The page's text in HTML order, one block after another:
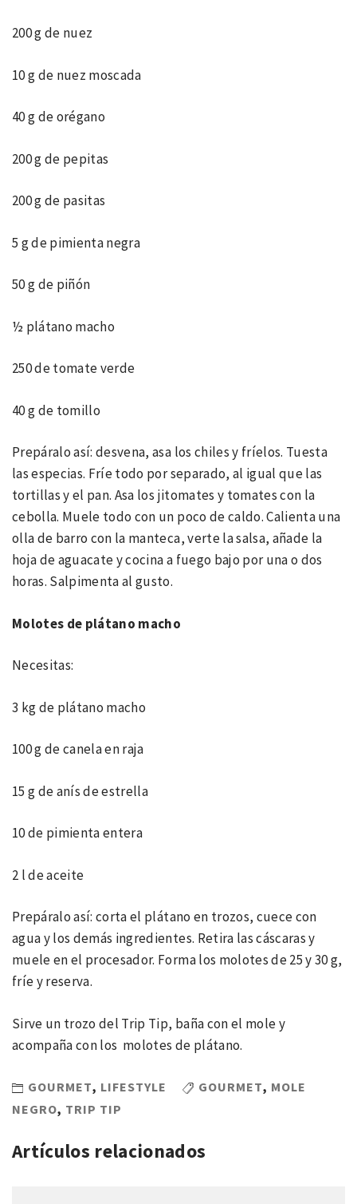
200 g de nuez
10 g de nuez moscada
40 g de orégano
200 g de pepitas
200 g de pasitas
5 g de pimienta negra
50 g de piñón
½ plátano macho
250 de tomate verde
40 g de tomillo
Prepáralo así: desvena, asa los chiles y fríelos. Tuesta
las especias. Fríe todo por separado, al igual que las
tortillas y el pan. Asa los jitomates y tomates con la
cebolla. Muele todo con un poco de caldo. Calienta una
olla de barro con la manteca, verte la salsa, añade la
hoja de aguacate y cocina a fuego bajo por una o dos
horas. Salpimenta al gusto.
Molotes de plátano macho
Necesitas:
3 kg de plátano macho
100 g de canela en raja
15 g de anís de estrella
10 de pimienta entera
2 l de aceite
Prepáralo así: corta el plátano en trozos, cuece con
agua y los demás ingredientes. Retira las cáscaras y
muele en el procesador. Forma los molotes de 25 y 30 g,
fríe y reserva.
Sirve un trozo del Trip Tip, baña con el mole y
acompaña con los molotes de plátano.
GOURMET, LIFESTYLE GOURMET, MOLE
NEGRO, TRIP TIP
Artículos relacionados